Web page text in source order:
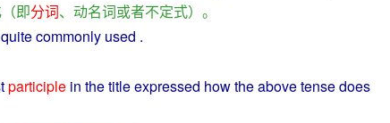
（即分词、 动名词或者不定式）。
quitecommonly used .
participle in thetitleexpressed howtheabovetensedoes